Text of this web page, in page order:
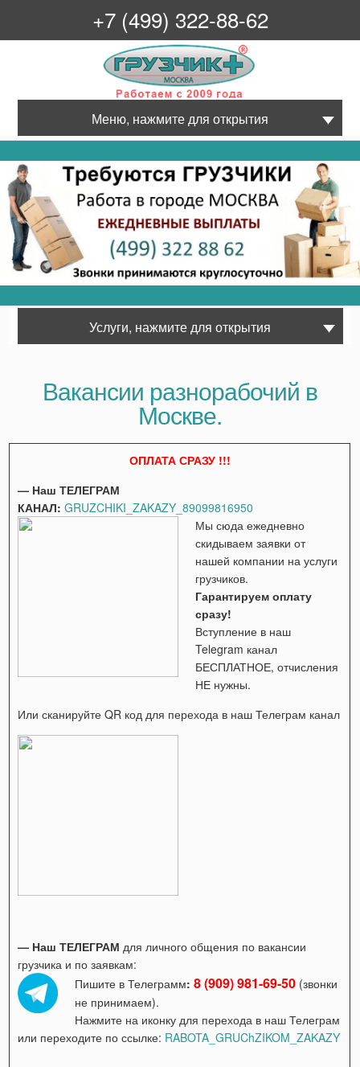
+7 (499) 322-88-62
Грузчик+
Меню, нажмите для открытия
Услуги, нажмите для открытия
Вакансии разнорабочий в
Москве.
ОПЛАТА СРАЗУ !!!
— Наш ТЕЛЕГРАМ
КАНАЛ: GRUZCHIKI_ZAKAZY_89099816950
Мы сюда ежедневно
скидываем заявки от
нашей компании на услуги
грузчиков.
Гарантируем оплату
сразу!
Вступление в наш
Telegram канал
БЕСПЛАТНОЕ, отчисления
НЕ нужны.
Или сканируйте QR код для перехода в наш Телеграм канал
— Наш ТЕЛЕГРАМдля личного общения по вакансии
грузчика и по заявкам:
Пишите в Телеграмм: 8 (909) 981-69-50 (звонки
не принимаем).
Нажмите на иконку для перехода в наш Телеграм
или переходите по ссылке: RABOTA_GRUChZIKOM_ZAKAZY